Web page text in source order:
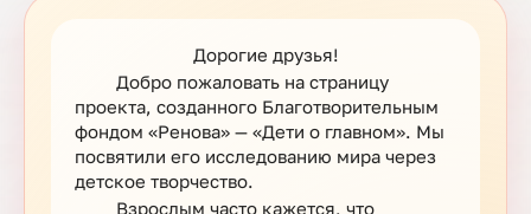
Дорогие друзья!
Добро пожаловать на страницу
проекта, созданного Благотворительным
фондом «Ренова» — «Дети о главном». Мы
посвятили его исследованию мира через
детское творчество.
Взрослым часто кажется, что